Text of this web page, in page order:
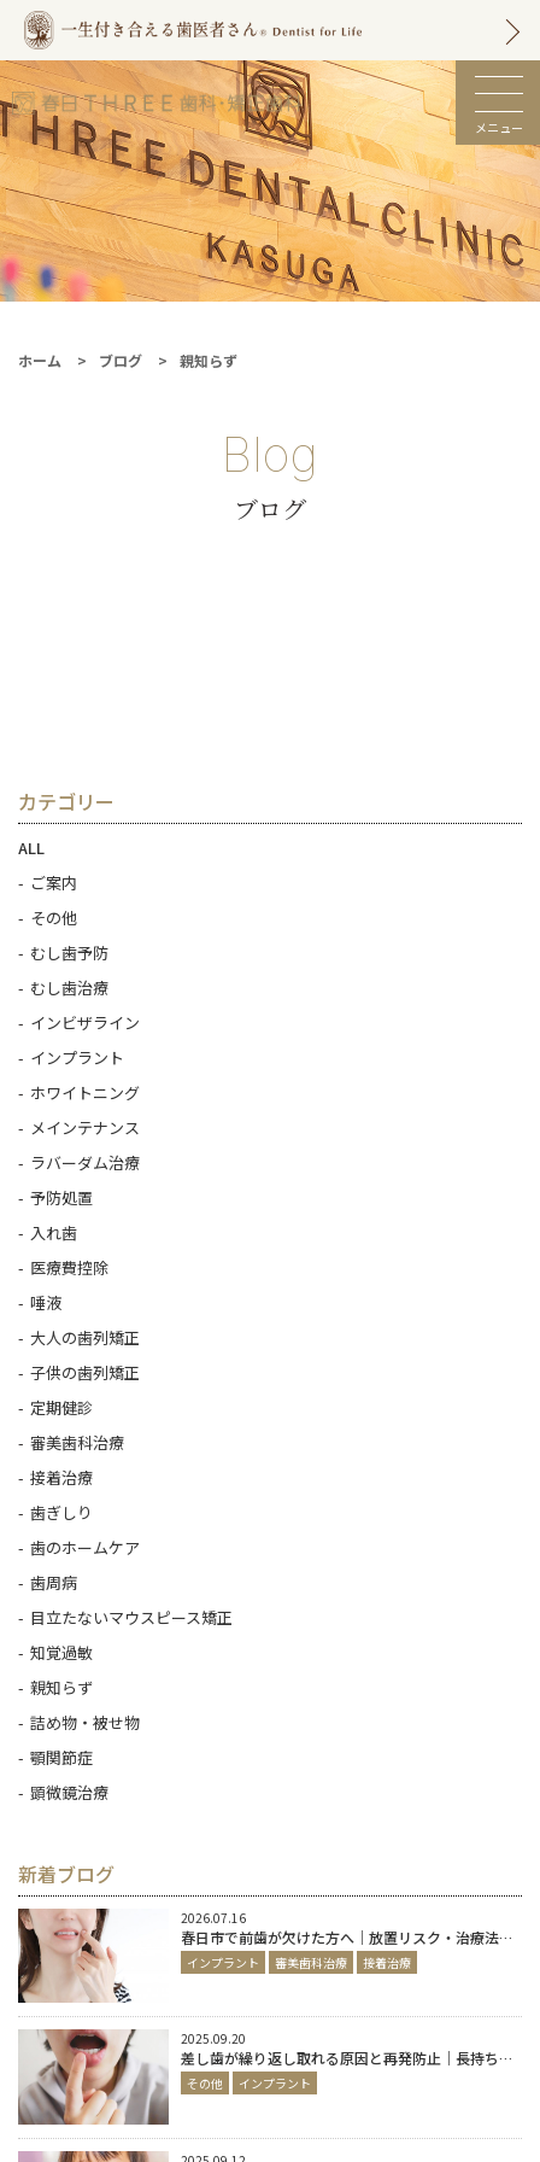
春日市の歯医者 |
春日THREE歯科・
矯正歯科【土日も
診療】
メニュー
ホーム ブログ 親知らず
Blog
ブログ
カテゴリー
ALL
ご案内
その他
むし歯予防
むし歯治療
インビザライン
インプラント
ホワイトニング
メインテナンス
ラバーダム治療
予防処置
入れ歯
医療費控除
唾液
大人の歯列矯正
子供の歯列矯正
定期健診
審美歯科治療
接着治療
歯ぎしり
歯のホームケア
歯周病
目立たないマウスピース矯正
知覚過敏
親知らず
詰め物・被せ物
顎関節症
顕微鏡治療
新着ブログ
2026.07.16
春日市で前歯が欠けた方へ｜放置リスク・治療法・自然な見た目を目指す方法を歯科医師が解説
インプラント 審美歯科治療 接着治療
2025.09.20
差し歯が繰り返し取れる原因と再発防止｜長持ちする治療の選び方
その他 インプラント